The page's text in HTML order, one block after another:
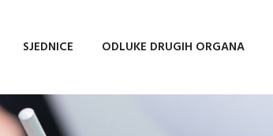
SJEDNICE ODLUKE DRUGIH ORGANA